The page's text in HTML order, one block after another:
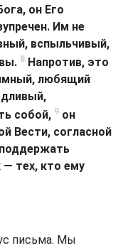
он Его
Им не
вспыльчивый,
8 Напротив, это
любящий
собой, 9 он
Вести, согласной
— тех, кто ему
письма. Мы